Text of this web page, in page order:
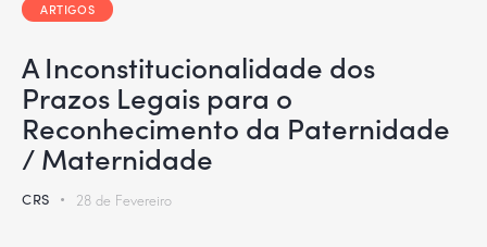
ARTIGOS
A Inconstitucionalidade dos
Prazos Legais para o
Reconhecimento da Paternidade
/ Maternidade
CRS 28 de Fevereiro